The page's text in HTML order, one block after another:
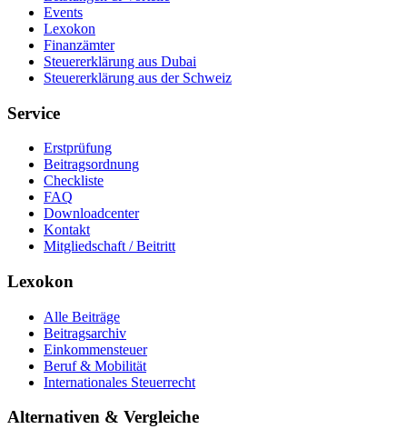
Events
Lexokon
Finanzämter
Steuererklärung aus Dubai
Steuererklärung aus der Schweiz
Service
Erstprüfung
Beitragsordnung
Checkliste
FAQ
Downloadcenter
Kontakt
Mitgliedschaft / Beitritt
Lexokon
Alle Beiträge
Beitragsarchiv
Einkommensteuer
Beruf & Mobilität
Internationales Steuerrecht
Alternativen & Vergleiche